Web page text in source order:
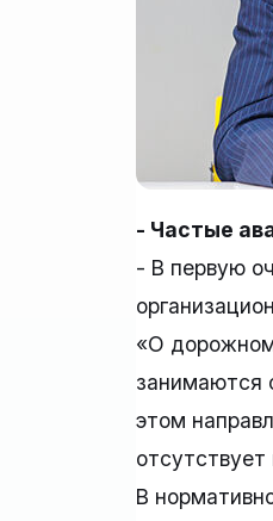
- Частые
- В первую
«О
занимаются
этом
В